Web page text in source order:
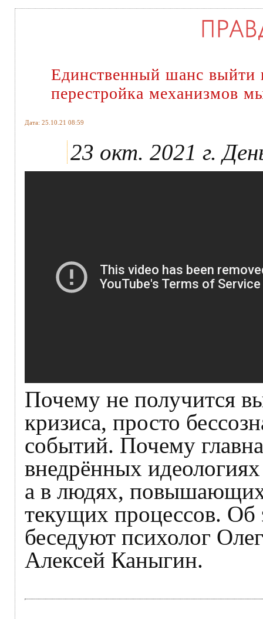
Единственный шанс выйти
перестройка механизмов
Дата: 25.10.21 08:59
23 окт. 2021 г.
Почему не получится
кризиса, просто
событий. Почему
внедрённых
а в людях,
текущих процессов.
беседуют психолог
Алексей Каныгин.